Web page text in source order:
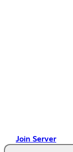
Join Server